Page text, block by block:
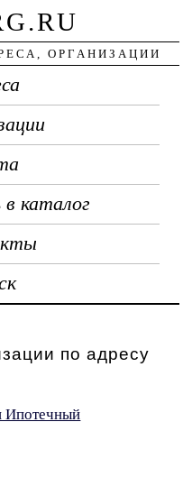
ОРГАНИЗАЦИИ
каталог
по адресу
Ипотечный